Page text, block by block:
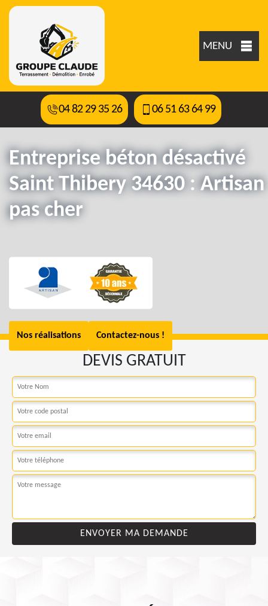
MENU
04 82 29 35 26 06 51 63 64 99
Entreprise béton désactivé
Saint Thibery 34630 : Artisan
pas cher
Nos réalisations Contactez-nous !
DEVIS GRATUIT